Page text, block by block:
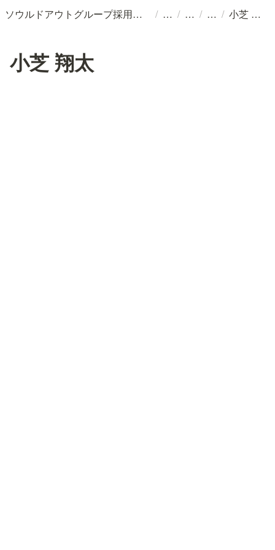
ソウルドアウトグループ採用情報 / / / / 小芝 翔太
小芝 翔太